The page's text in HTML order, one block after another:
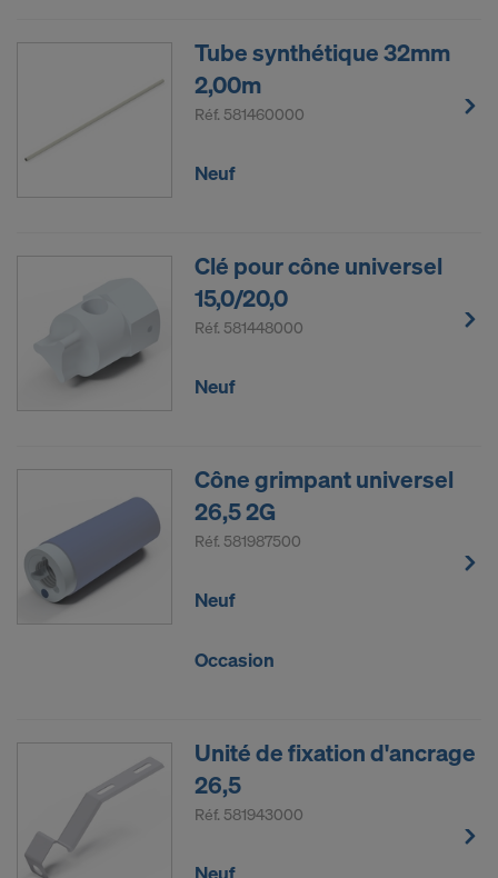
Tube synthétique 32mm
2,00m
Réf. 581460000
Neuf
Clé pour cône universel
15,0/20,0
Réf. 581448000
Neuf
Cône grimpant universel
26,5 2G
Réf. 581987500
Neuf
Occasion
Unité de fixation d'ancrage
26,5
Réf. 581943000
Neuf